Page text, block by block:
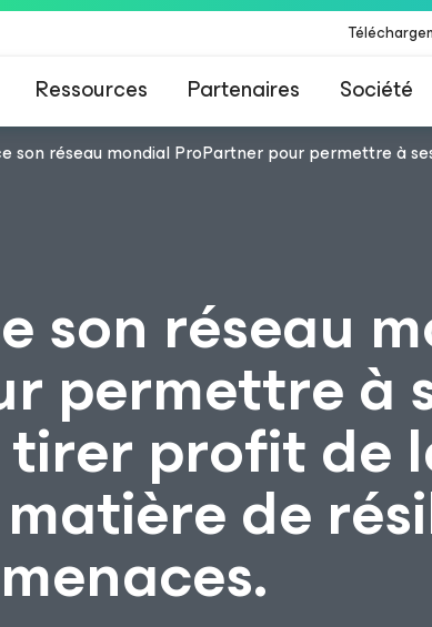
Ressources Partenaires Société
de Veeam pour les clients impactés par
son réseau mondial ProPartner pour permettre à
son réseau
permettre à
profit de
de